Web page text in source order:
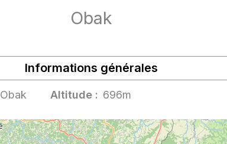
Obak
Informations générales
Obak Altitude : 696m